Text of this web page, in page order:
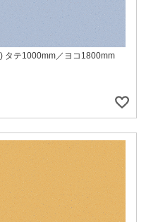
タテ1000mm／ヨコ1800mm